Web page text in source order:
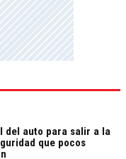
del auto para salir a la
que pocos